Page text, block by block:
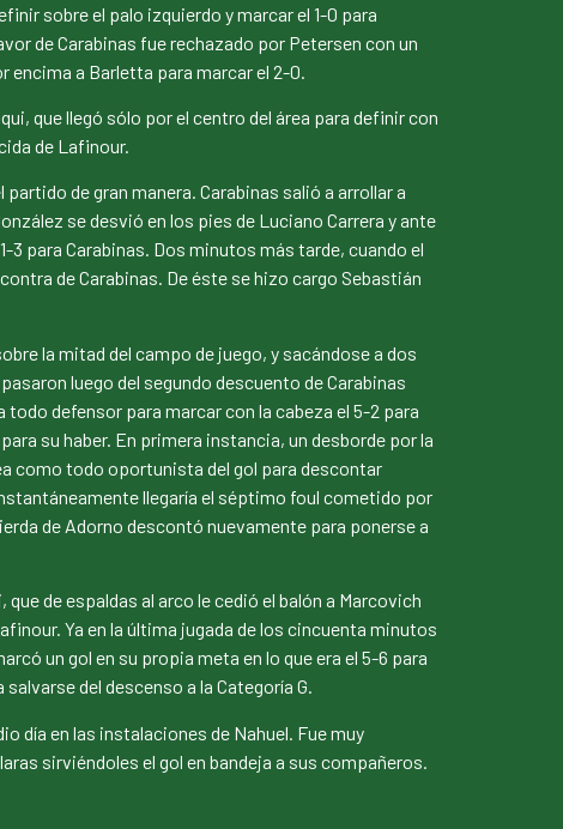
sobre el palo izquierdo y marcar el 1-0 para
de Carabinas fue rechazado por Petersen con un
encima a Barletta para marcar el 2-0.
que llegó sólo por el centro del área para definir con
de Lafinour.
de gran manera. Carabinas salió a arrollar a
se desvió en los pies de Luciano Carrera y ante
para Carabinas. Dos minutos más tarde, cuando el
de Carabinas. De éste se hizo cargo Sebastián
la mitad del campo de juego, y sacándose a dos
luego del segundo descuento de Carabinas
defensor para marcar con la cabeza el 5-2 para
su haber. En primera instancia, un desborde por la
como todo oportunista del gol para descontar
llegaría el séptimo foul cometido por
de Adorno descontó nuevamente para ponerse a
de espaldas al arco le cedió el balón a Marcovich
Ya en la última jugada de los cincuenta minutos
un gol en su propia meta en lo que era el 5-6 para
del descenso a la Categoría G.
día en las instalaciones de Nahuel. Fue muy
sirviéndoles el gol en bandeja a sus compañeros.